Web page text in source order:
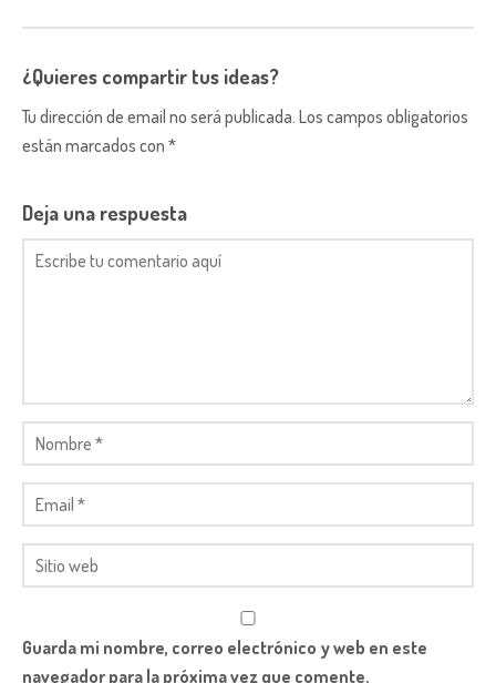
¿Quieres compartir tus ideas?
Tu dirección de email no será publicada. Los campos obligatorios
están marcados con *
Deja una respuesta
Guarda mi nombre, correo electrónico y web en este
navegador para la próxima vez que comente.